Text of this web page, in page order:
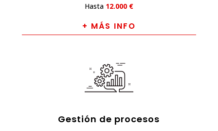
Hasta 12.000 €
+ MÁS INFO
Gestión de procesos